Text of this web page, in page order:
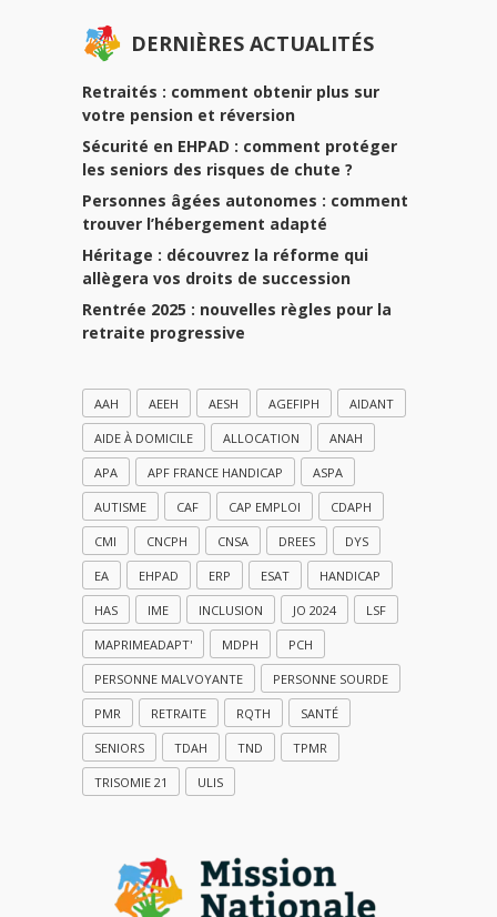
DERNIÈRES ACTUALITÉS
Retraités : comment obtenir plus sur
votre pension et réversion
Sécurité en EHPAD : comment protéger
les seniors des risques de chute ?
Personnes âgées autonomes : comment
trouver l’hébergement adapté
Héritage : découvrez la réforme qui
allègera vos droits de succession
Rentrée 2025 : nouvelles règles pour la
retraite progressive
AAH AEEH AESH AGEFIPH AIDANT
AIDE À DOMICILE ALLOCATION ANAH
APA APF FRANCE HANDICAP ASPA
AUTISME CAF CAP EMPLOI CDAPH
CMI CNCPH CNSA DREES DYS
EA EHPAD ERP ESAT HANDICAP
HAS IME INCLUSION JO 2024 LSF
MAPRIMEADAPT' MDPH PCH
PERSONNE MALVOYANTE PERSONNE SOURDE
PMR RETRAITE RQTH SANTÉ
SENIORS TDAH TND TPMR
TRISOMIE 21 ULIS